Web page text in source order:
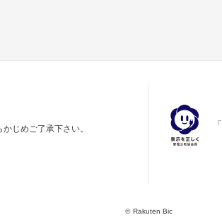
じめご了承下さい。
©Rakuten Bic